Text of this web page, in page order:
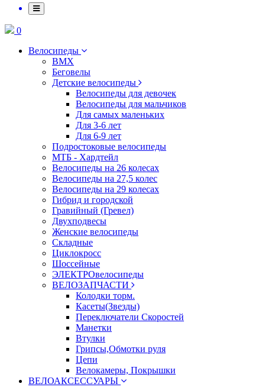
0
Велосипеды
BMX
Беговелы
Детские велосипеды
Велосипеды для девочек
Велосипеды для мальчиков
Для самых маленьких
Для 3-6 лет
Для 6-9 лет
Подростоковые велосипеды
МТБ - Хардтейл
Велосипеды на 26 колесах
Велосипеды на 27,5 колес
Велосипеды на 29 колесах
Гибрид и городской
Гравийный (Гревел)
Двухподвесы
Женские велосипеды
Складные
Циклокросс
Шоссейные
ЭЛЕКТРОвелосипеды
ВЕЛОЗАПЧАСТИ
Колодки торм.
Касеты(Звезды)
Переключатели Скоростей
Манетки
Втулки
Грипсы,Обмотки руля
Цепи
Велокамеры, Покрышки
ВЕЛОАКСЕССУАРЫ